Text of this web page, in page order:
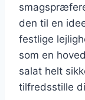
den til en
festlige
som en
salat helt
tilfredsstille